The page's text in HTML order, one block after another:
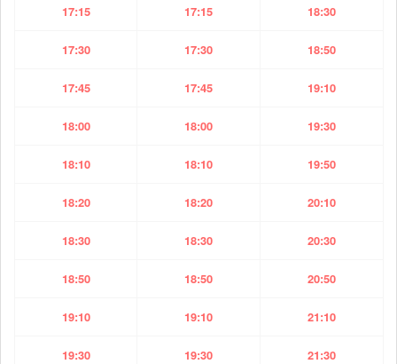
17:15 17:15 18:30
17:30 17:30 18:50
17:45 17:45 19:10
18:00 18:00 19:30
18:10 18:10 19:50
18:20 18:20 20:10
18:30 18:30 20:30
18:50 18:50 20:50
19:10 19:10 21:10
19:30 19:30 21:30